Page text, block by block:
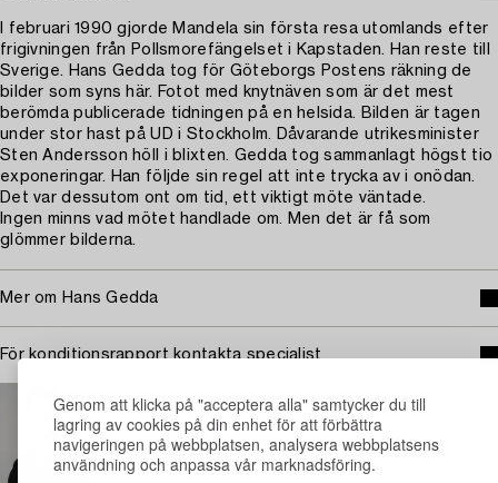
Genom att klicka på "acceptera alla" samtycker du till
lagring av cookies på din enhet för att förbättra
navigeringen på webbplatsen, analysera webbplatsens
användning och anpassa vår marknadsföring.
I februari 1990 gjorde Mandela sin första resa utomlands efter
frigivningen från Pollsmorefängelset i Kapstaden. Han reste till
Sverige. Hans Gedda tog för Göteborgs Postens räkning de
bilder som syns här. Fotot med knytnäven som är det mest
berömda publicerade tidningen på en helsida. Bilden är tagen
under stor hast på UD i Stockholm. Dåvarande utrikesminister
Sten Andersson höll i blixten. Gedda tog sammanlagt högst tio
exponeringar. Han följde sin regel att inte trycka av i onödan.
Det var dessutom ont om tid, ett viktigt möte väntade.
Ingen minns vad mötet handlade om. Men det är få som
glömmer bilderna.
Mer om Hans Gedda
För konditionsrapport kontakta specialist
Karin Aringer
Ansvarig specialist samtida konst och fotografi
+46 (0)702 63 70 57